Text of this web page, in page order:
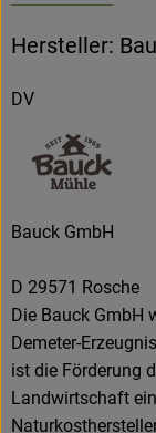
Hersteller:
DV
Bauck GmbH
D 29571 Rosche
Die Bauck GmbH
Demeter-
ist die Förderung
Landwirtschaft